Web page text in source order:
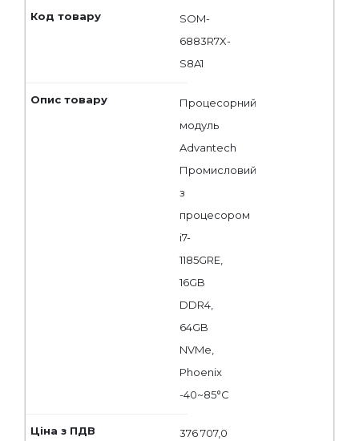
SOM-
6883R7X-
S8A1
Процесорний
модуль
Advantech
Промисловий
з
процесором
i7-
1185GRE,
16GB
DDR4,
64GB
NVMe,
Phoenix
-40~85°C
376 707,0